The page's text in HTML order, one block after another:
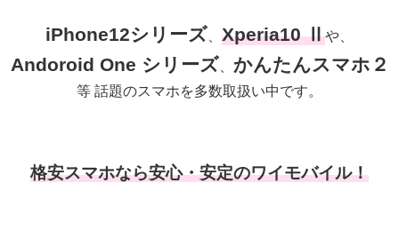
iPhone12シリーズ、 Xperia10 Ⅱや、
Andoroid One シリーズ、 かんたんスマホ２
等 話題のスマホを多数取扱い中です。
格安スマホなら安心・安定のワイモバイル！